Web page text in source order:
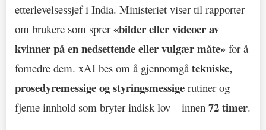
etterlevelsessjef i India. Ministeriet viser til rapporter
om brukere som sprer«bilder eller videoer av
kvinner på en nedsettende eller vulgær måte» for å
fornedre dem. xAI bes om å gjennomgåtekniske,
prosedyremessige og styringsmessige rutiner og
fjerne innhold som bryter indisk lov – innen 72 timer.